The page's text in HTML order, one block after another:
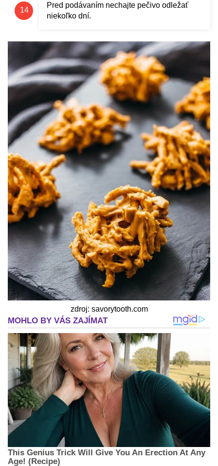
Pred podávaním nechajte pečivo odležať
niekoľko dní.
zdroj: savorytooth.com